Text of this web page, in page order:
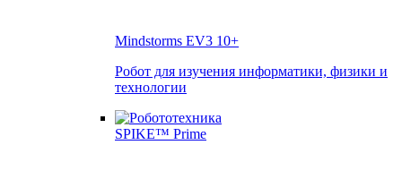
Mindstorms EV3 10+
Робот для изучения информатики, физики и
технологии